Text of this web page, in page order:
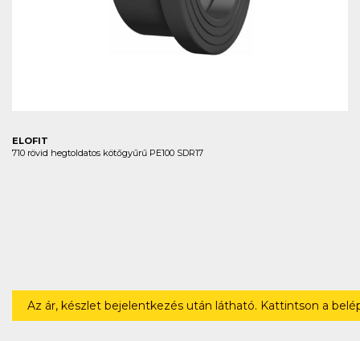
ELOFIT
710 rövid hegtoldatos kötőgyűrű PE100 SDR17
Az ár, készlet bejelentkezés után látható. Kattintson a